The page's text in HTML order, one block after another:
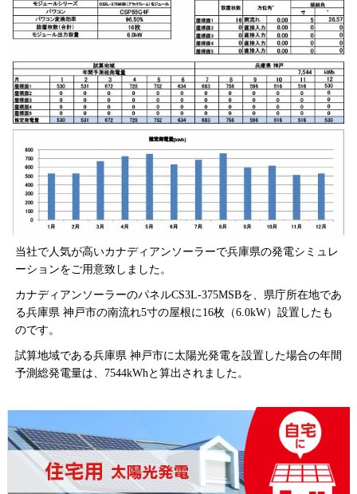
当社で人気が高いカナディアンソーラーで兵庫県の発電シミュレ
ーションをご用意致しました。
カナディアンソーラーのパネルCS3L-375MSBを、県庁所在地であ
る兵庫県 神戸市の南流れ5寸の屋根に16枚（6.0kW）設置したも
のです。
試算地域である兵庫県 神戸市に太陽光発電を設置した場合の年間
予測総発電量は、7544kWhと算出されました。